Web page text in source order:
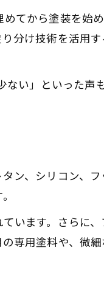
てから塗装を始
分け技術を活用
ない」といった声
ン、シリコン、
います。さらに
専用塗料や、微